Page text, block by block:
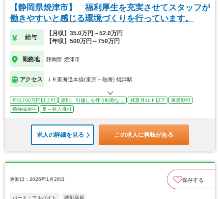
【静岡県焼津市】 福利厚生を充実させてスタッフが
働きやすいと感じる環境づくりを行っています。
給与
【月収】35.0万円～52.0万円
【年収】500万円～750万円
勤務地 静岡県 焼津市
アクセス ＪＲ東海道本線(東京－熱海) 焼津駅
年収700万円以上可 原則、引越しを伴う転勤なし 残業月10ｈ以下
車通勤可
積極採用中
夏～秋入職可
求人の詳細を見る この求人に興味がある
更新日：2026年1月26日 保存する